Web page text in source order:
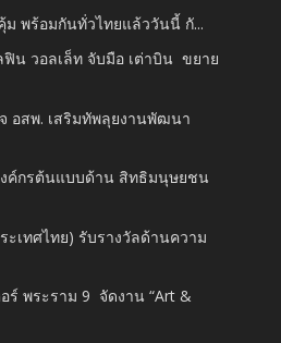
ม พร้อมกันทั่วไทยแล้ววันนี้ กั...
ฟิน วอลเล็ท จับมือ เต่าบิน ขยาย
อสพ. เสริมทัพลุยงานพัฒนา
งค์กรต้นแบบด้าน สิทธิมนุษยชน
ะเทศไทย) รับรางวัลด้านความ
ร์ พระราม 9 จัดงาน “Art &